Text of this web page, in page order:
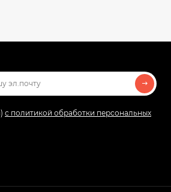
с политикой обработки персональных